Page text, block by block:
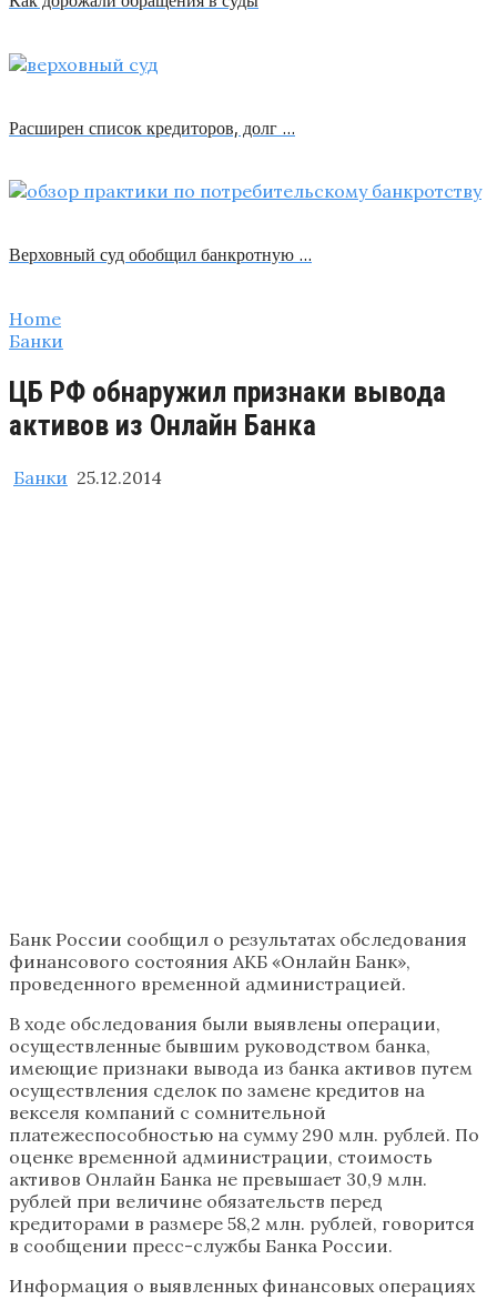
Расширен список кредиторов, долг …
Верховный суд обобщил банкротную …
Home
Банки
ЦБ РФ обнаружил признаки вывода
активов из Онлайн Банка
Банки 25.12.2014
Банк России сообщил о результатах обследования
финансового состояния АКБ «Онлайн Банк»,
проведенного временной администрацией.
В ходе обследования были выявлены операции,
осуществленные бывшим руководством банка,
имеющие признаки вывода из банка активов путем
осуществления сделок по замене кредитов на
векселя компаний с сомнительной
платежеспособностью на сумму 290 млн. рублей. По
оценке временной администрации, стоимость
активов Онлайн Банка не превышает 30,9 млн.
рублей при величине обязательств перед
кредиторами в размере 58,2 млн. рублей, говорится
в сообщении пресс-службы Банка России.
Информация о выявленных финансовых операциях